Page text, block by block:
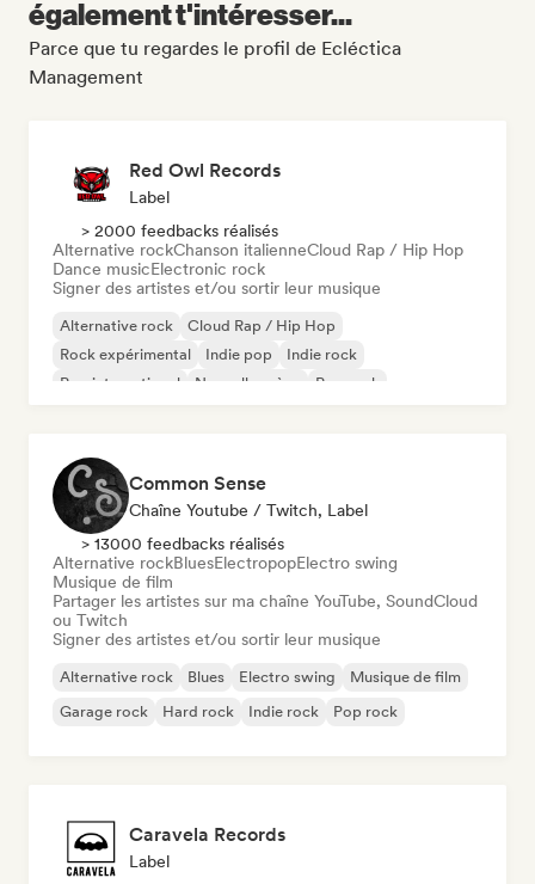
également t'intéresser...
Parce que tu regardes le profil de Ecléctica
Management
Red Owl Records
Label
> 2000 feedbacks réalisés
Alternative rockChanson italienneCloud Rap / Hip Hop
Dance musicElectronic rock
Signer des artistes et/ou sortir leur musique
Alternative rock
Cloud Rap / Hip Hop
Rock expérimental
Indie pop
Indie rock
Pop international
Nouvelle scène Pop rock
Common Sense
Chaîne Youtube / Twitch, Label
> 13000 feedbacks réalisés
Alternative rockBluesElectropopElectro swing
Musique de film
Partager les artistes sur ma chaîne YouTube, SoundCloud
ou Twitch
Signer des artistes et/ou sortir leur musique
Alternative rock Blues Electro swing
Musique de film
Garage rock
Hard rock Indie rock Pop rock
Caravela Records
Label